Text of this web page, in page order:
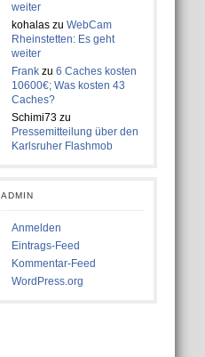
weiter
kohalaszu WebCam
Rheinstetten: Es geht
weiter
Frankzu 6 Caches kosten
10600€; Was kosten 43
Caches?
Schimi73zu
Pressemitteilung über den
Karlsruher Flashmob
ADMIN
Anmelden
Eintrags-Feed
Kommentar-Feed
WordPress.org